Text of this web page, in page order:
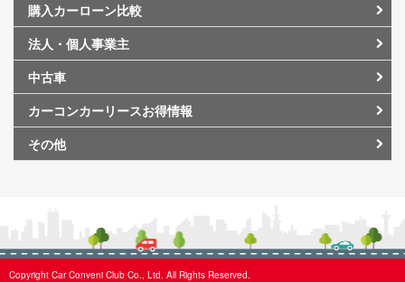
購入カーローン比較
法人・個人事業主
中古車
カーコンカーリースお得情報
その他
Copyright Car Conveni Club Co., Ltd. All Rights Reserved.